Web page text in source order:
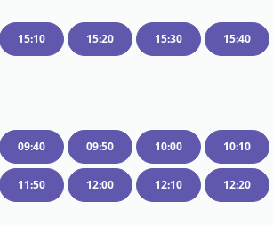
15:10 15:20 15:30 15:40
09:40 09:50 10:00 10:10
11:50 12:00 12:10 12:20